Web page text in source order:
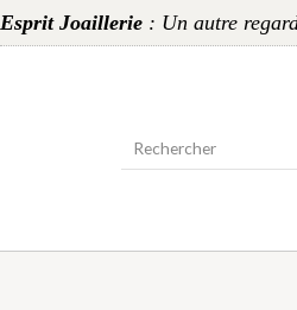
Esprit Joaillerie : Un autre